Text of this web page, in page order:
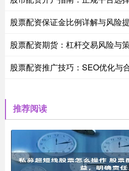
股票配资保证金比例详解与风险
股票配资期货：杠杆交易风险与
股票配资推广技巧：SEO优化与
推荐阅读